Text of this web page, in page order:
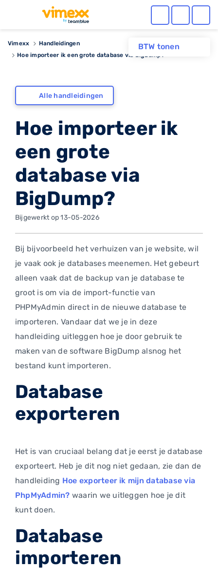
BTW tonen
Vimexx
Handleidingen
Hoe importeer ik een grote database via BigDump?
Alle handleidingen
Hoe importeer ik
een grote
database via
BigDump?
Bijgewerkt op 13-05-2026
Bij bijvoorbeeld het verhuizen van je website, wil
je vaak ook je databases meenemen. Het gebeurt
alleen vaak dat de backup van je database te
groot is om via de import-functie van
PHPMyAdmin direct in de nieuwe database te
importeren. Vandaar dat we je in deze
handleiding uitleggen hoe je door gebruik te
maken van de software BigDump alsnog het
bestand kunt importeren.
Database
exporteren
Het is van cruciaal belang dat je eerst je database
exporteert. Heb je dit nog niet gedaan, zie dan de
handleiding Hoe exporteer ik mijn database via
PhpMyAdmin? waarin we uitleggen hoe je dit
kunt doen.
Database
importeren